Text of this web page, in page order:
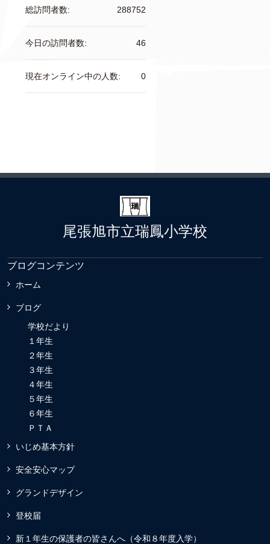
288752
総訪問者数:
46
今日の訪問者数:
0
現在オンライン中の人数:
尾張旭市立瑞鳳小学校
ブログコンテンツ
ホーム
ブログ
学校だより
１年生
２年生
３年生
４年生
５年生
６年生
ＰＴＡ
いじめ基本方針
安全安心マップ
グランドデザイン
登校届
新１年生の保護者の皆さんへ（令和８年度入学）